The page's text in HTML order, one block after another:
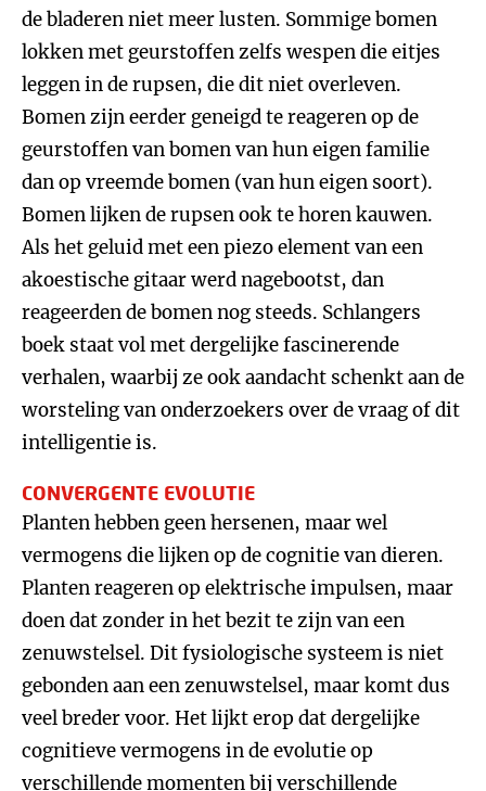
de bladeren niet meer lusten. Sommige bomen
lokken met geurstoffen zelfs wespen die eitjes
leggen in de rupsen, die dit niet overleven.
Bomen zijn eerder geneigd te reageren op de
geurstoffen van bomen van hun eigen familie
dan op vreemde bomen (van hun eigen soort).
Bomen lijken de rupsen ook te horen kauwen.
Als het geluid met een piezo element van een
akoestische gitaar werd nagebootst, dan
reageerden de bomen nog steeds. Schlangers
boek staat vol met dergelijke fascinerende
verhalen, waarbij ze ook aandacht schenkt aan de
worsteling van onderzoekers over de vraag of dit
intelligentie is.
CONVERGENTE EVOLUTIE
Planten hebben geen hersenen, maar wel
vermogens die lijken op de cognitie van dieren.
Planten reageren op elektrische impulsen, maar
doen dat zonder in het bezit te zijn van een
zenuwstelsel. Dit fysiologische systeem is niet
gebonden aan een zenuwstelsel, maar komt dus
veel breder voor. Het lijkt erop dat dergelijke
cognitieve vermogens in de evolutie op
verschillende momenten bij verschillende